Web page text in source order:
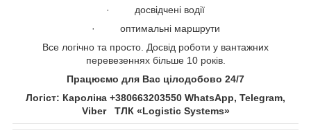
· досвідчені водії
· оптимальні маршрути
Все логічно та просто. Досвід роботи у вантажних
перевезеннях більше 10 років.
Працюємо для Вас цілодобово 24/7
Логіст: Кароліна +380663203550 WhatsApp, Telegram,
Viber ТЛК «Logistic Systems»